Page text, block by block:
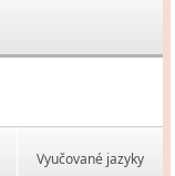
Vyučované jazyky